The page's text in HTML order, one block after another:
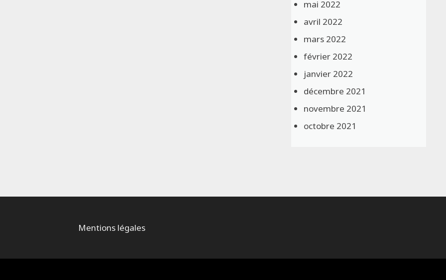
mai 2022
avril 2022
mars 2022
février 2022
janvier 2022
décembre 2021
novembre 2021
octobre 2021
Mentions légales